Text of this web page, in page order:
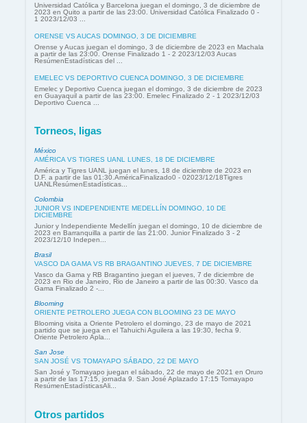
Universidad Católica y Barcelona juegan el domingo, 3 de diciembre de
2023 en Quito a partir de las 23:00. Universidad Católica Finalizado 0 -
1 2023/12/03 ...
ORENSE VS AUCAS DOMINGO, 3 DE DICIEMBRE
Orense y Aucas juegan el domingo, 3 de diciembre de 2023 en Machala
a partir de las 23:00. Orense Finalizado 1 - 2 2023/12/03 Aucas
ResúmenEstadísticas del ...
EMELEC VS DEPORTIVO CUENCA DOMINGO, 3 DE DICIEMBRE
Emelec y Deportivo Cuenca juegan el domingo, 3 de diciembre de 2023
en Guayaquil a partir de las 23:00. Emelec Finalizado 2 - 1 2023/12/03
Deportivo Cuenca ...
Torneos, ligas
México
AMÉRICA VS TIGRES UANL LUNES, 18 DE DICIEMBRE
América y Tigres UANL juegan el lunes, 18 de diciembre de 2023 en
D.F. a partir de las 01:30.AméricaFinalizado0 - 02023/12/18Tigres
UANLResúmenEstadísticas...
Colombia
JUNIOR VS INDEPENDIENTE MEDELLÍN DOMINGO, 10 DE
DICIEMBRE
Junior y Independiente Medellín juegan el domingo, 10 de diciembre de
2023 en Barranquilla a partir de las 21:00. Junior Finalizado 3 - 2
2023/12/10 Indepen...
Brasil
VASCO DA GAMA VS RB BRAGANTINO JUEVES, 7 DE DICIEMBRE
Vasco da Gama y RB Bragantino juegan el jueves, 7 de diciembre de
2023 en Rio de Janeiro, Rio de Janeiro a partir de las 00:30. Vasco da
Gama Finalizado 2 -...
Blooming
ORIENTE PETROLERO JUEGA CON BLOOMING 23 DE MAYO
Blooming visita a Oriente Petrolero el domingo, 23 de mayo de 2021
partido que se juega en el Tahuichi Aguilera a las 19:30, fecha 9.
Oriente Petrolero Apla...
San Jose
SAN JOSÉ VS TOMAYAPO SÁBADO, 22 DE MAYO
San José y Tomayapo juegan el sábado, 22 de mayo de 2021 en Oruro
a partir de las 17:15, jornada 9. San José Aplazado 17:15 Tomayapo
ResúmenEstadísticasAli...
Otros partidos